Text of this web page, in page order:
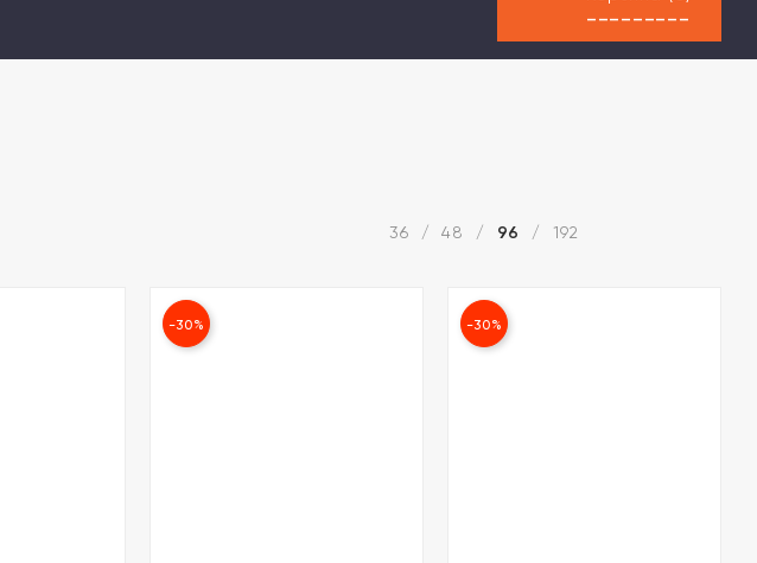
---------
36 / 48 / 96 / 192
-30% -30%